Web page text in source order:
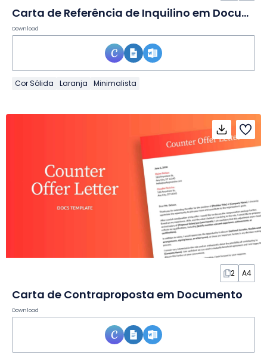
Carta de Referência de Inquilino em Documento
Download
Cor Sólida Laranja Minimalista
2 A4
Carta de Contraproposta em Documento
Download